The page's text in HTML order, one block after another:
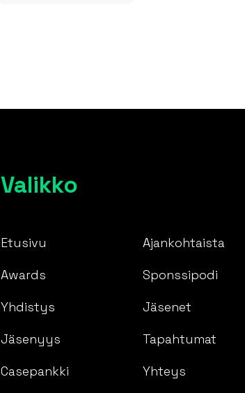
Valikko
Etusivu
Awards
Yhdistys
Jäsenyys
Casepankki
Ajankohtaista
Sponssipodi
Jäsenet
Tapahtumat
Yhteys